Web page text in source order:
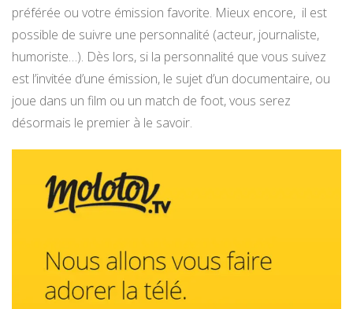
préférée ou votre émission favorite. Mieux encore, il est
possible de suivre une personnalité (acteur, journaliste,
humoriste…). Dès lors, si la personnalité que vous suivez
est l’invitée d’une émission, le sujet d’un documentaire, ou
joue dans un film ou un match de foot, vous serez
désormais le premier à le savoir.